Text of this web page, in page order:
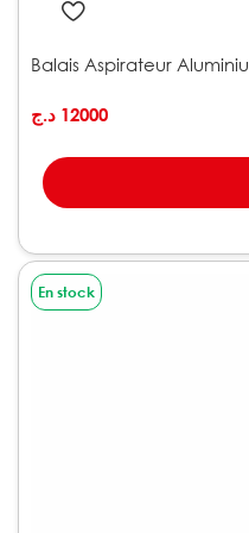
Balais Aspirateur
12000 د.ج
En stock